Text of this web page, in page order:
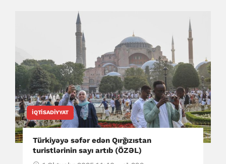
İQTISADIYYAT
Türkiyəyə səfər edən Qırğızıstan
turistlərinin sayı artıb (ÖZƏL)